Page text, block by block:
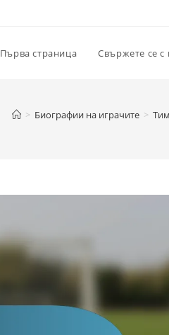
Първа страница Свържете се с
> Биографии на играчите >